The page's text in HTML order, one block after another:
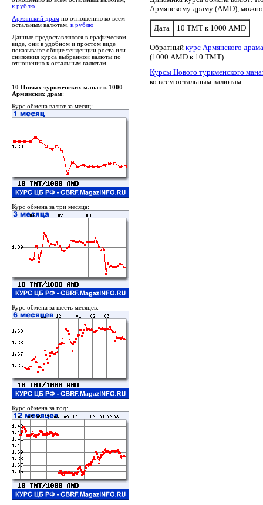
к рублю
Армянский драм по отношению ко всем
остальным валютам, к рублю
Данные предоставляются в графическом
виде, они в удобном и простом виде
показывают общие тенденции роста или
снижения курса выбранной валюты по
отношению к остальным валютам.
Армянскому драму (AMD),
Дата 10 TMT к 1000 AMD
Обратный курс Армянского
(1000 AMD к 10 TMT)
Курсы Нового туркменского
ко всем остальным валютам.
10 Новых туркменских манат к 1000
Армянских драм:
Курс обмена валют за месяц:
Курс обмена за три месяца:
Курс обмена за шесть месяцев:
Курс обмена за год: